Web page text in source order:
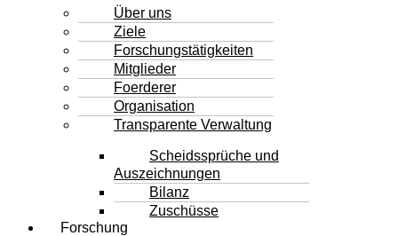
Über uns
Ziele
Forschungstätigkeiten
Mitglieder
Foerderer
Organisation
Transparente Verwaltung
Scheidssprüche und
Auszeichnungen
Bilanz
Zuschüsse
Forschung